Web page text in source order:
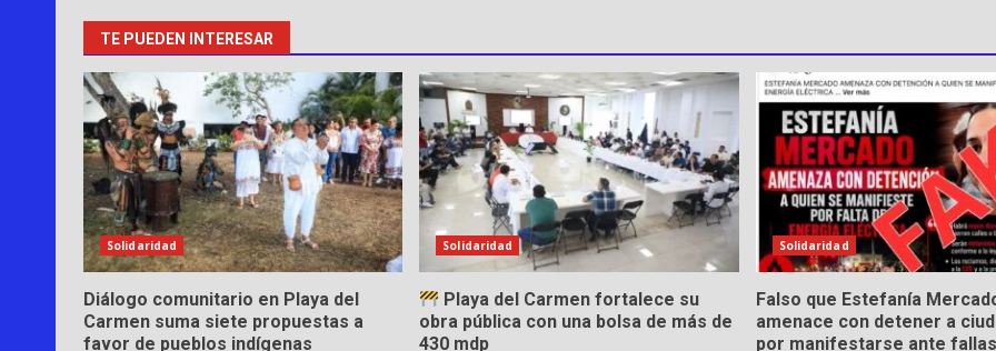
TE PUEDEN INTERESAR
Solidaridad
Diálogo comunitario en Playa del
Carmen suma siete propuestas a
favor de pueblos indígenas
Solidaridad
Playa del Carmen fortalece su
obra pública con una bolsa de más de
430 mdp
Solidaridad
Falso que Estefanía
amenace con detener a
por manifestarse ante